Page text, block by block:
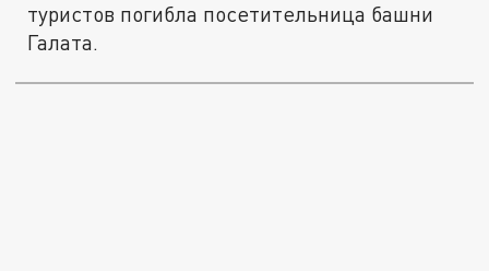
туристов погибла посетительница башни
Галата.